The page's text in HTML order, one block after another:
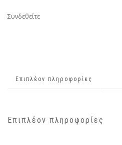
Συνδεθείτε
Επιπλέον πληροφορίες
Επιπλέον πληροφορίες